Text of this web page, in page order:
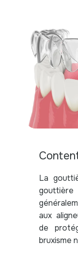
La
aux
de
bruxisme